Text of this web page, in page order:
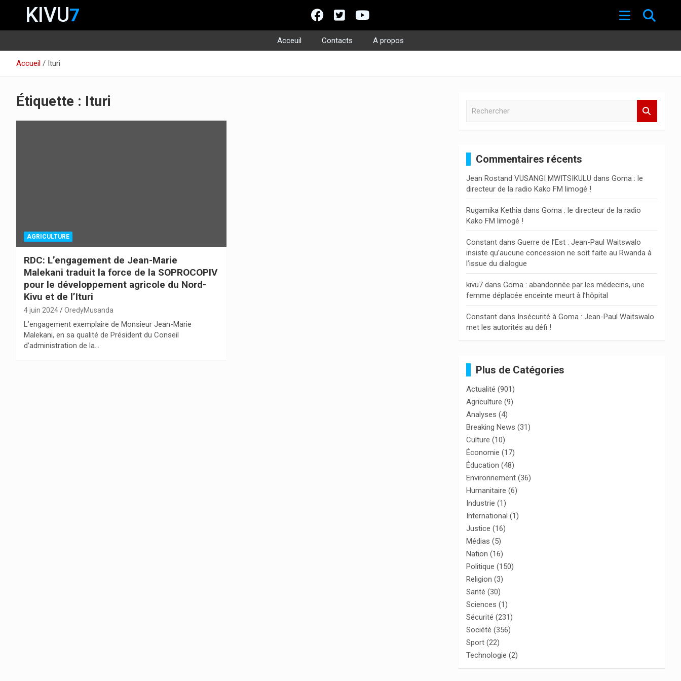
KIVU7
Acceuil Contacts
A propos
contenu
Accueil Ituri
Étiquette : Ituri
AGRICULTURE
RDC: L’engagement de Jean-Marie
Malekani traduit la force de la SOPROCOPIV
pour le développement agricole du Nord-
Kivu et de l’Ituri
4 juin 2024 OredyMusanda
L’engagement exemplaire de Monsieur Jean-Marie
Malekani, en sa qualité de Président du Conseil
d’administration de la…
c
h
e
r
Commentaires récents
Jean Rostand VUSANGI MWITSIKULU dansGoma : le
directeur de la radio Kako FM limogé !
Rugamika Kethia dansGoma : le directeur de la radio
Kako FM limogé !
Constant dansGuerre de l’Est : Jean-Paul Waitswalo
insiste qu’aucune concession ne soit faite au Rwanda à
l’issue du dialogue
kivu7 dansGoma : abandonnée par les médecins, une
femme déplacée enceinte meurt à l’hôpital
Constant dans Insécurité à Goma : Jean-Paul Waitswalo
met les autorités au défi !
Plus de Catégories
Actualité (901)
Agriculture (9)
Analyses (4)
Breaking News (31)
Culture (10)
Économie (17)
Éducation (48)
Environnement (36)
Humanitaire (6)
Industrie (1)
International (1)
Justice (16)
Médias (5)
Nation (16)
Politique (150)
Religion (3)
Santé (30)
Sciences (1)
Sécurité (231)
Société (356)
Sport (22)
Technologie (2)